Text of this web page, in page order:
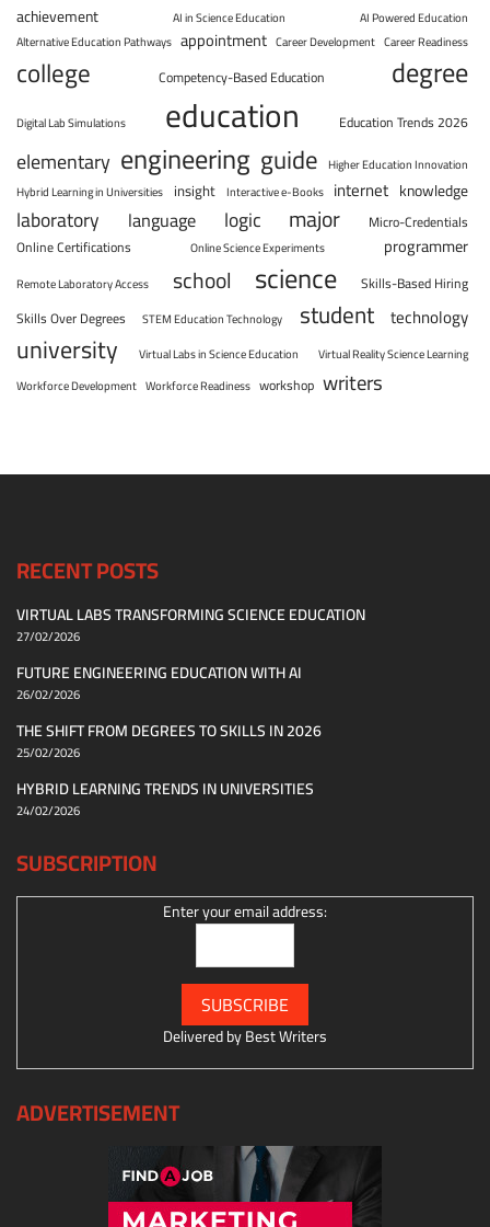
achievement AI in Science Education
AI Powered Education
Alternative Education Pathways appointment Career Development Career Readiness
college Competency-Based Education degree
Digital Lab Simulations education Education Trends 2026
elementary engineering guide Higher Education Innovation
Hybrid Learning in Universities insight Interactive e-Books internet knowledge
laboratory language logic major
Micro-Credentials
Online Certifications
Online Science Experiments programmer
Remote Laboratory Access school science
Skills-Based Hiring
Skills Over Degrees
STEM Education Technology student technology
university Virtual Labs in Science Education
Virtual Reality Science Learning
Workforce Development Workforce Readiness workshop writers
RECENT POSTS
VIRTUAL LABS TRANSFORMING SCIENCE EDUCATION
27/02/2026
FUTURE ENGINEERING EDUCATION WITH AI
26/02/2026
THE SHIFT FROM DEGREES TO SKILLS IN 2026
25/02/2026
HYBRID LEARNING TRENDS IN UNIVERSITIES
24/02/2026
SUBSCRIPTION
Enter your email address:
Delivered byBest Writers
ADVERTISEMENT